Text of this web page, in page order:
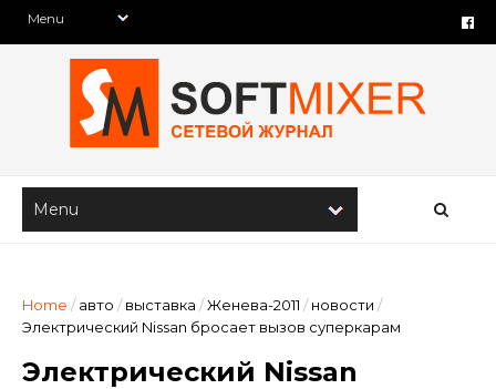
Home / авто / выставка /Женева-2011 / новости /
Электрический Nissan бросает вызов суперкарам
Электрический Nissan